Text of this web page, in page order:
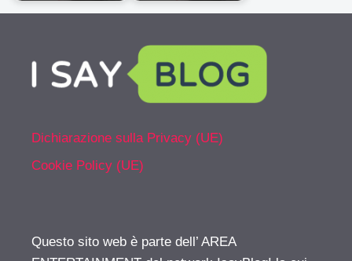
Dichiarazione sulla Privacy (UE)
Cookie Policy (UE)
Questo sito web è parte dell’ AREA